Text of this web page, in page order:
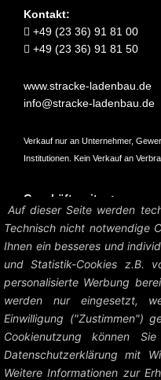
Kontakt:
+49 (23 36) 91 81 00
+49 (23 36) 91 81 50
www.stracke-ladenbau.de
info@stracke-ladenbau.de
Verkauf nur an Unternehmer,
Institutionen. Kein Verkauf an
Geschäftszeiten:
Mo – Do: 07:45 – 16:45
Fr: 07:45 – 15:15 Uhr
Amtsgericht Hagen HRB
UstID: DE126458535
Preise zzgl. MwSt. und
© Heinrich Stracke GmbH –
Auf dieser Seite werden
Technisch nicht notwendige
Ihnen ein besseres und
und Statistik-Cookies z.B.
personalisierte Werbung
werden nur eingesetzt,
Einwilligung ("Zustimmen")
Cookienutzung können Sie
Datenschutzerklärung mit
Weitere Informationen zur